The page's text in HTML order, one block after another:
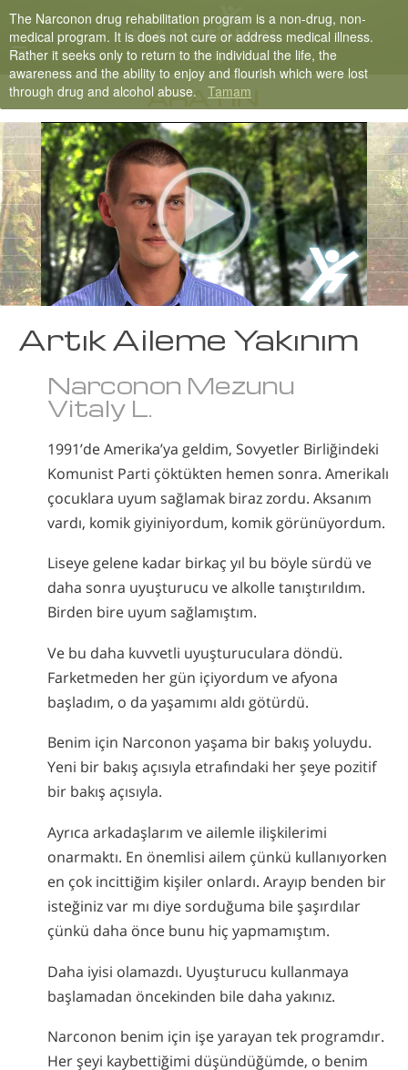
Turkish
English
ARAYIN
Artık Aileme Yakınım
Narconon Mezunu
Vitaly L.
1991’de Amerika’ya geldim, Sovyetler Birliğindeki
Komunist Parti çöktükten hemen sonra. Amerikalı
çocuklara uyum sağlamak biraz zordu. Aksanım
vardı, komik giyiniyordum, komik görünüyordum.
Liseye gelene kadar birkaç yıl bu böyle sürdü ve
daha sonra uyuşturucu ve alkolle tanıştırıldım.
Birden bire uyum sağlamıştım.
Ve bu daha kuvvetli uyuşturuculara döndü.
Farketmeden her gün içiyordum ve afyona
başladım, o da yaşamımı aldı götürdü.
Benim için Narconon yaşama bir bakış yoluydu.
Yeni bir bakış açısıyla etrafındaki her şeye pozitif
bir bakış açısıyla.
Ayrıca arkadaşlarım ve ailemle ilişkilerimi
onarmaktı. En önemlisi ailem çünkü kullanıyorken
en çok incittiğim kişiler onlardı. Arayıp benden bir
isteğiniz var mı diye sorduğuma bile şaşırdılar
çünkü daha önce bunu hiç yapmamıştım.
Daha iyisi olamazdı. Uyuşturucu kullanmaya
başlamadan öncekinden bile daha yakınız.
Narconon benim için işe yarayan tek programdır.
Her şeyi kaybettiğimi düşündüğümde, o benim
The Narconon drug rehabilitation program is a non-drug, non-
medical program. It is does not cure or address medical illness.
Rather it seeks only to return to the individual the life, the
awareness and the ability to enjoy and flourish which were lost
through drug and alcohol abuse. Tamam